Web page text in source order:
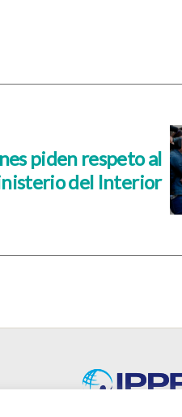
piden respeto al
del Interior